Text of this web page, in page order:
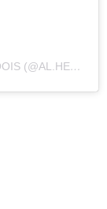
EEN BERICHT GEDEELD DOOR AL HET MOOIS (@AL.HET.MOOIS)